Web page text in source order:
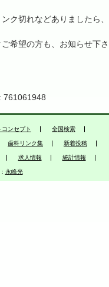
ク切れなどありましたら、
希望の方も、お知らせ下さ
コンセプト 全国検索
歯科リンク集 新着投稿
求人情報 統計情報
永峰光